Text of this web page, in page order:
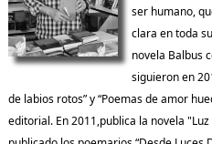
ser humano,
clara en toda
novela Balbus
siguieron en
de labios rotos” y “Poemas de amor
editorial. En 2011,publica la novela